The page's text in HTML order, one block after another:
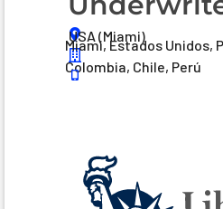
USA (Miami)
Miami, Estados Unidos,
Colombia, Chile, Perú